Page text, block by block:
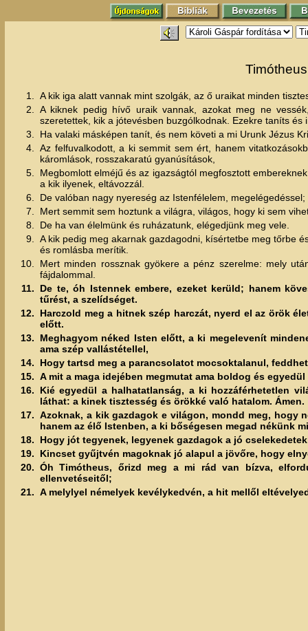
1.
A kik iga alatt vannak mint szolgák, az ő uraikat minden
2.
A kiknek pedig hívő uraik vannak, azokat meg ne
szeretettek, kik a jótevésben buzgólkodnak. Ezekre taníts és
3.
Ha valaki másképen tanít, és nem követi a mi Urunk Jézus
4.
Az felfuvalkodott, a ki semmit sem ért, hanem
káromlások, rosszakaratú gyanúsítások,
5.
Megbomlott elméjű és az igazságtól megfosztott
a kik ilyenek, eltávozzál.
6.
De valóban nagy nyereség az Istenfélelem, megelégedéssel;
7.
Mert semmit sem hoztunk a világra, világos, hogy ki sem
8.
De ha van élelmünk és ruházatunk, elégedjünk meg vele.
9.
A kik pedig meg akarnak gazdagodni, kísértetbe meg tőrbe
és romlásba merítik.
10.
Mert minden rossznak gyökere a pénz szerelme: mely
fájdalommal.
11.
De te, óh Istennek embere, ezeket kerüld; hanem
tűrést, a szelídséget.
12.
Harczold meg a hitnek szép harczát, nyerd el az örök
előtt.
13.
Meghagyom néked Isten előtt, a ki megelevenít
ama szép vallástétellel,
14.
Hogy tartsd meg a parancsolatot mocsoktalanul,
15. A mit a maga idejében megmutat ama boldog és
16.
Kié egyedül a halhatatlanság, a ki hozzáférhetetlen
láthat: a kinek tisztesség és örökké való hatalom. Ámen.
17. Azoknak, a kik gazdagok e világon, mondd meg, hogy
hanem az élő Istenben, a ki bőségesen megad nékünk
18.
Hogy jót tegyenek, legyenek gazdagok a jó
19.
Kincset gyűjtvén magoknak jó alapul a jövőre, hogy
20. Óh Timótheus, őrizd meg a mi rád van bízva,
ellenvetéseitől;
21. A melylyel némelyek kevélykedvén, a hit mellől